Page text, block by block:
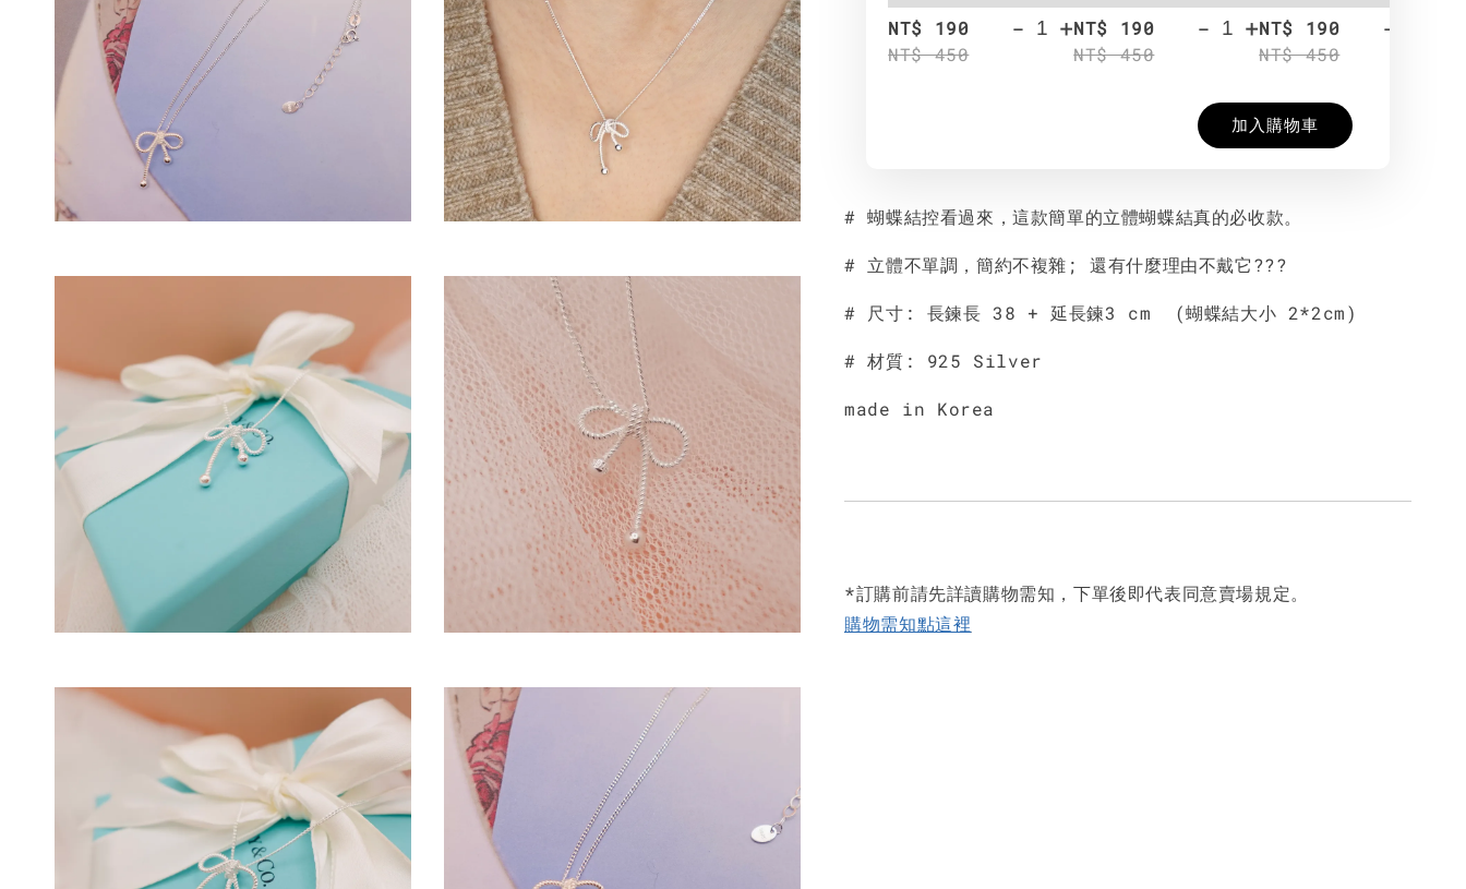
NT$ 190
NT$ 450
- +NT$ 190
NT$ 450
- +NT$ 190
NT$ 450
-
加入購物車
# 蝴蝶結控看過來，這款簡單的立體蝴蝶結真的必收款。
# 立體不單調，簡約不複雜; 還有什麼理由不戴它???
# 尺寸: 長鍊長 38 + 延長鍊3 cm (蝴蝶結大小 2*2cm)
# 材質: 925 Silver
made in Korea
*訂購前請先詳讀購物需知，下單後即代表同意賣場規定。
購物需知點這裡